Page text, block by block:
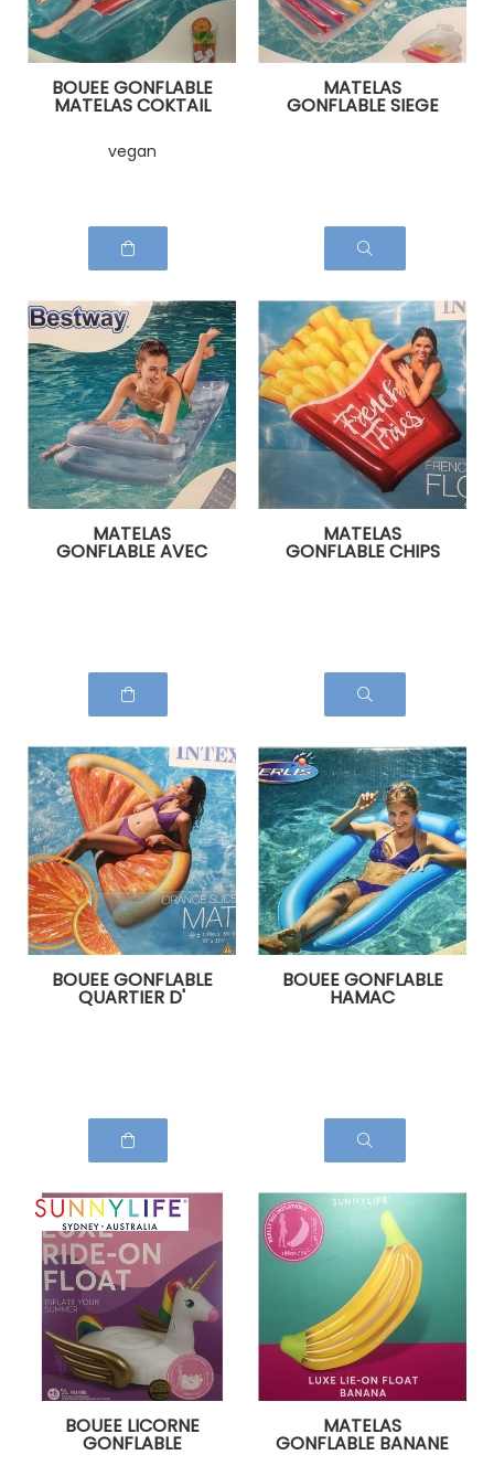
BOUEE GONFLABLE
MATELAS COKTAIL
vegan
MATELAS
GONFLABLE SIEGE
MATELAS
GONFLABLE AVEC
MATELAS
GONFLABLE CHIPS
BOUEE GONFLABLE
QUARTIER D'
BOUEE GONFLABLE
HAMAC
BOUEE LICORNE
GONFLABLE
MATELAS
GONFLABLE BANANE